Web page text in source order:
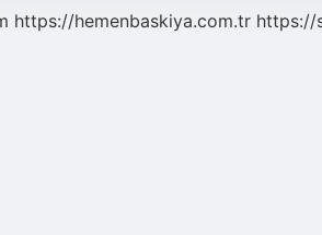
https://hemenbaskiya.com.tr https://